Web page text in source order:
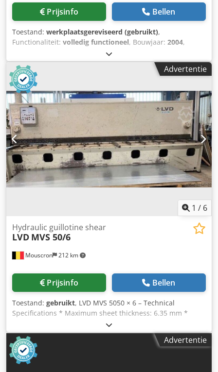
Prijsinfo Bellen
Toestand: werkplaatsgereviseerd (gebruikt),
Functionaliteit: volledig functioneel, Bouwjaar: 2004,
, plaatdikte staal (max.):
snijlengte (max.):2.500 mm, Gereviseerde machine
Hydraulische guillotine-schaar van het type HACO TS 2,5 m
x 6 mm Crsdpfx Ajzp U H Uslxjf Nieuwe SP9-bediening
Intrekbare achterstop, slag 820 mm Nieuwe messen met 4
snijvlakken, roestvrij staal
Advertentie
1 / 6
Mouscron 212 km
Hydraulic guillotine shear
LVD MVS 50/6
Prijsinfo Bellen
Toestand: gebruikt, LVD MVS 5050 × 6 – Technical
Specifications * Maximum sheet thickness: 6.35 mm *
Maximum cutting length: 5,050 mm * Back gauge range:
750 mm * Adjustable cutting angle: 0.5° – 2.5° * Adjustable
blade clearance: 0.05 – 0.7 mm * Strokes per minute: 12 –
45 * Main motor: 15 HP (approximately 11 kW) * Machine
weight: 12,000 kg * Power supply: 230 V Csdpfxjzmam Is
Advertentie